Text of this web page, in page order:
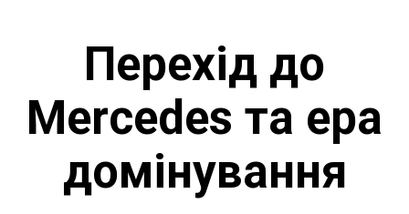
Перехід до
Mercedes та ера
домінування